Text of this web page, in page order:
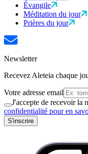
Évangile
Méditation du jour
Prières du jour
Newsletter
Recevez Aleteia chaque
Votre adresse email
J'accepte de recevoir la
confidentialité pour en
S'inscrire